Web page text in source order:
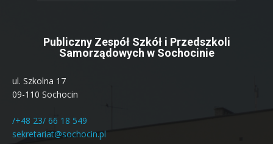
Publiczny Zespół Szkół i Przedszkoli
Samorządowych w Sochocinie
ul. Szkolna 17
09-110 Sochocin
/+48 23/ 66 18 549
sekretariat@sochocin.pl